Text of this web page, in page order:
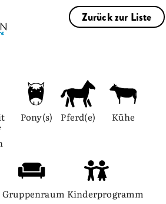
Zurück zur Liste
Pony(s) Pferd(e) Kühe
Gruppenraum Kinderprogramm